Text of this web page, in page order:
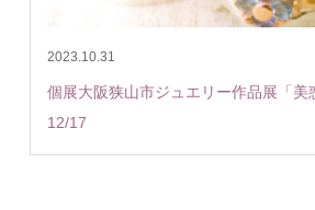
2023.10.31
個展大阪狭山市ジュエリー作品展「美
12/17